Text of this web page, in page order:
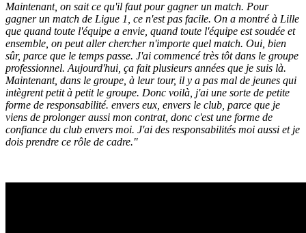
Maintenant, on sait ce qu'il faut pour gagner un match. Pour
gagner un match de Ligue 1, ce n'est pas facile. On a montré à Lille
que quand toute l'équipe a envie, quand toute l'équipe est soudée et
ensemble, on peut aller chercher n'importe quel match. Oui, bien
sûr, parce que le temps passe. J'ai commencé très tôt dans le groupe
professionnel. Aujourd'hui, ça fait plusieurs années que je suis là.
Maintenant, dans le groupe, à leur tour, il y a pas mal de jeunes qui
intègrent petit à petit le groupe. Donc voilà, j'ai une sorte de petite
forme de responsabilité. envers eux, envers le club, parce que je
viens de prolonger aussi mon contrat, donc c'est une forme de
confiance du club envers moi. J'ai des responsabilités moi aussi et je
dois prendre ce rôle de cadre."